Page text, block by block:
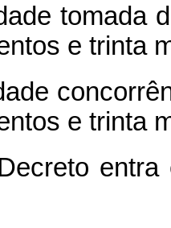
tomada
e trinta
e trinta